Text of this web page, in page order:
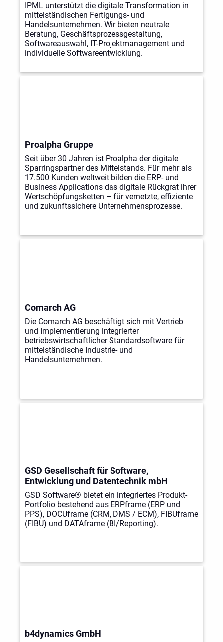
IPML unterstützt die digitale Transformation in
mittelständischen Fertigungs- und
Handelsunternehmen. Wir bieten neutrale
Beratung, Geschäftsprozessgestaltung,
Softwareauswahl, IT-Projektmanagement und
individuelle Softwareentwicklung.
Proalpha Gruppe
Seit über 30 Jahren ist Proalpha der digitale
Sparringspartner des Mittelstands. Für mehr als
17.500 Kunden weltweit bilden die ERP- und
Business Applications das digitale Rückgrat ihrer
Wertschöpfungsketten – für vernetzte, effiziente
und zukunftssichere Unternehmensprozesse.
Comarch AG
Die Comarch AG beschäftigt sich mit Vertrieb
und Implementierung integrierter
betriebswirtschaftlicher Standardsoftware für
mittelständische Industrie- und
Handelsunternehmen.
GSD Gesellschaft für Software,
Entwicklung und Datentechnik mbH
GSD Software® bietet ein integriertes Produkt-
Portfolio bestehend aus ERPframe (ERP und
PPS), DOCUframe (CRM, DMS / ECM), FIBUframe
(FIBU) und DATAframe (BI/Reporting).
b4dynamics GmbH